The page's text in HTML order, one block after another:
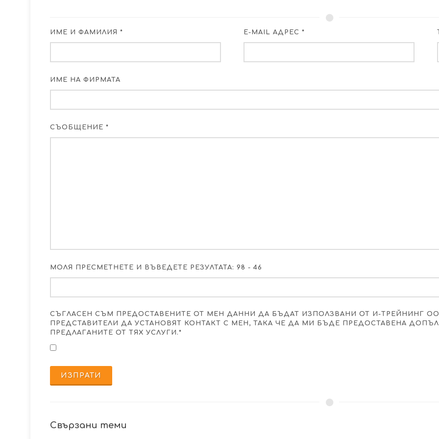
ИМЕ И ФАМИЛИЯ * E-MAIL АДРЕС *
ИМЕ НА ФИРМАТА
СЪОБЩЕНИЕ *
МОЛЯ ПРЕСМЕТНЕТЕ И ВЪВЕДЕТЕ РЕЗУЛТАТА: 98 - 46
СЪГЛАСЕН СЪМ ПРЕДОСТАВЕНИТЕ ОТ МЕН ДАННИ ДА БЪДАТ ИЗПОЛЗВАНИ ОТ И-ТРЕЙНИНГ
ПРЕДСТАВИТЕЛИ ДА УСТАНОВЯТ КОНТАКТ С МЕН, ТАКА ЧЕ ДА МИ БЪДЕ ПРЕДОСТАВЕНА
ПРЕДЛАГАНИТЕ ОТ ТЯХ УСЛУГИ.*
ИЗПРАТИ
Свързани теми